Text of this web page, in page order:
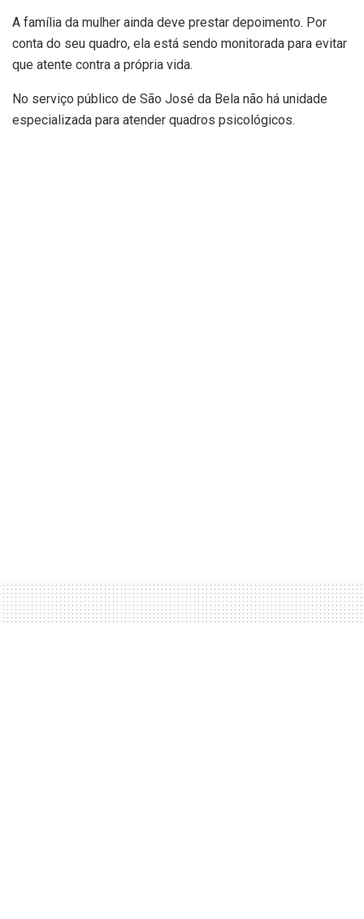
A família da mulher ainda deve prestar depoimento. Por
conta do seu quadro, ela está sendo monitorada para evitar
que atente contra a própria vida.
No serviço público de São José da Bela não há unidade
especializada para atender quadros psicológicos.